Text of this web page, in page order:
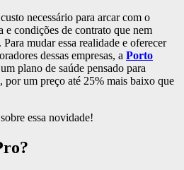
necessário para arcar com o
e condições de contrato que nem
mudar essa realidade e oferecer
dessas empresas, a Porto
plano de saúde pensado para
por um preço até 25% mais baixo que
essa novidade!